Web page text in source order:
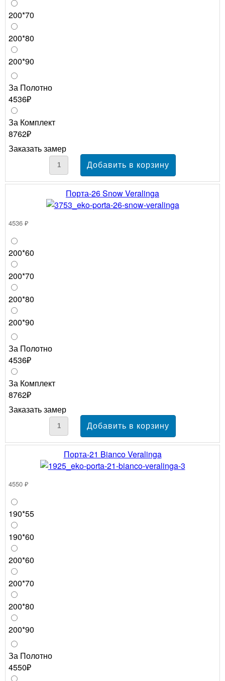
200*70
200*80
200*90
За Полотно
4536₽
За Комплект
8762₽
Заказать замер
Порта-26 Snow Veralinga
4536 ₽
200*60
200*70
200*80
200*90
За Полотно
4536₽
За Комплект
8762₽
Заказать замер
Порта-21 Bianco Veralinga
4550 ₽
190*55
190*60
200*60
200*70
200*80
200*90
За Полотно
4550₽